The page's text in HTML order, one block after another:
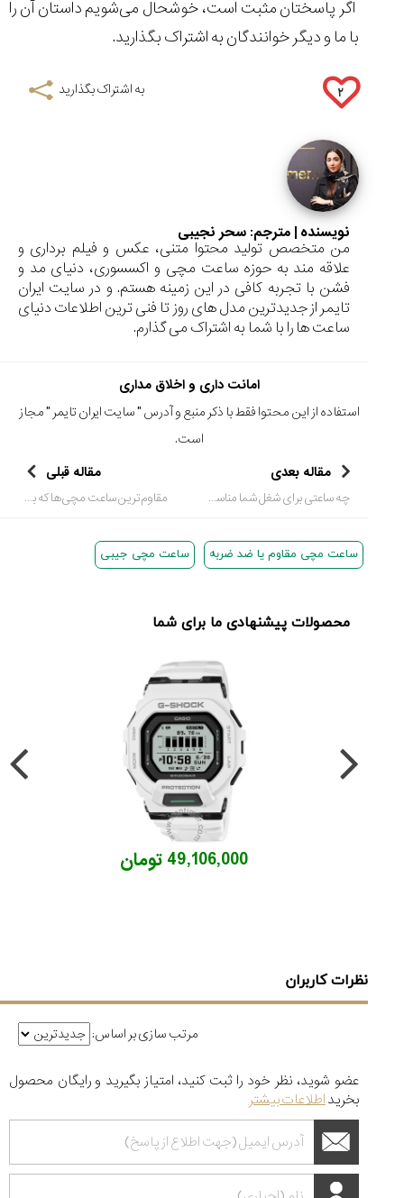
اگر پاسختان مثبت است، خوشحال می‌شویم داستان آن را
با ما و دیگر خوانندگان به اشتراک بگذارید.
۲ به اشتراک بگذارید
نویسنده | مترجم: سحر نجیبی
من متخصص تولید محتوا متنی، عکس و فیلم برداری و
علاقه مند به حوزه ساعت مچی و اکسسوری، دنیای مد و
فشن با تجربه کافی در این زمینه هستم. و در سایت ایران
تایمر از جدیدترین مدل های روز تا فنی ترین اطلاعات دنیای
ساعت ها را با شما به اشتراک می گذارم.
امانت داری و اخلاق مداری
استفاده از این محتوا فقط با ذکر منبع و آدرس "سایت ایران تایمر" مجاز
است.
مقاله بعدی
چه ساعتی برای شغل شما مناسب است؟
مقاله قبلی
مقاوم‌ترین ساعت مچی‌ها که به جان سخت معروف‌اند
ساعت مچی مقاوم یا ضد ضربه ساعت مچی جیبی
محصولات پیشنهادی ما برای شما
49,106,000 تومان
نظرات کاربران
مرتب سازی بر اساس:
عضو شوید، نظر خود را ثبت کنید، امتیاز بگیرید و رایگان محصول
بخریداطلاعات بیشتر